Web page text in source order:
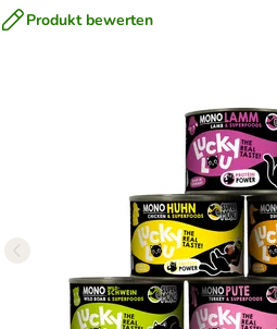
Produkt bewerten